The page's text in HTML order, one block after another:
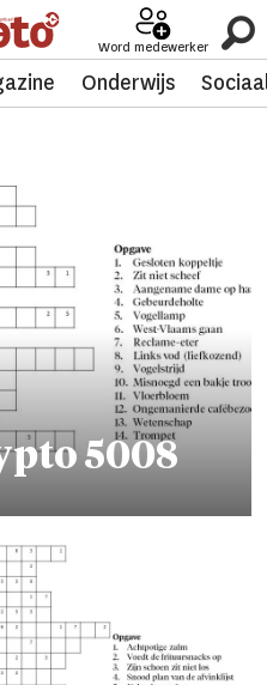
Word medewerker
Onderwijs
5008